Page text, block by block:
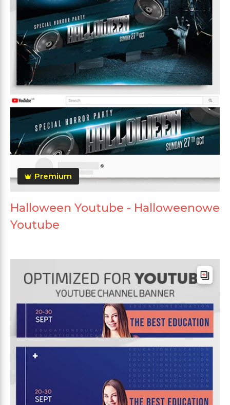
Premium
Halloween Youtube - Halloweenowe
Youtube